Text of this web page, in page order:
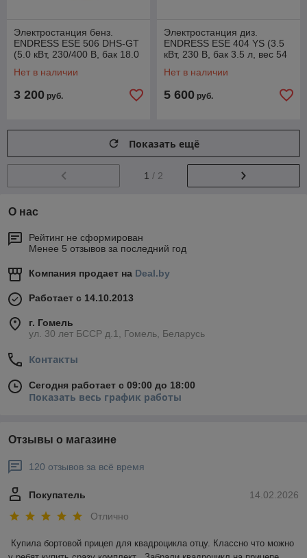
Электростанция бенз.
ENDRESS ESE 506 DHS-GT
(5.0 кВт, 230/400 В, бак 18.0
Нет в наличии
3 200 руб.
Электростанция диз.
ENDRESS ESE 404 YS (3.5
кВт, 230 В, бак 3.5 л, вес 54
Нет в наличии
5 600 руб.
Показать ещё
1 / 2
О нас
Рейтинг не сформирован
Менее 5 отзывов за последний год
Компания продает на Deal.by
Работает с 14.10.2013
г. Гомель
ул. 30 лет БССР д.1, Гомель, Беларусь
Контакты
Сегодня работает с 09:00 до 18:00
Показать весь график работы
Отзывы о магазине
120 отзывов за всё время
14.02.2026
Покупатель
Отлично
Купила бортовой прицеп для квадроцикла отцу. Классно что можно